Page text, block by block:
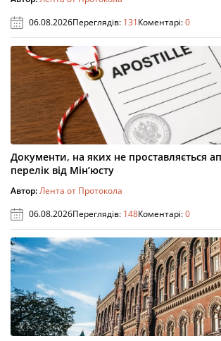
06.08.2026Переглядів: 131Коментарі:0
Документи, на яких не проставляється
перелік від Мін’юсту
Автор:Лента от Протокола
06.08.2026Переглядів: 148Коментарі:0